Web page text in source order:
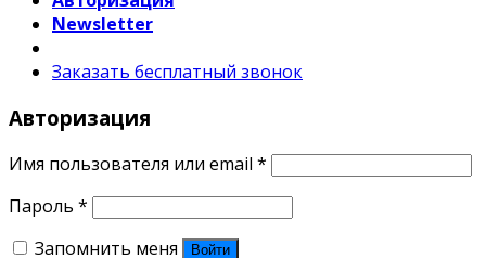
Newsletter
Заказать бесплатный звонок
Авторизация
Имя пользователя или email *
Пароль *
Запомнить меня
Войти